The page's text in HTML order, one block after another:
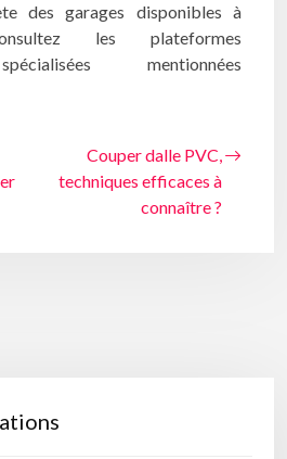
des garages disponibles à
les plateformes
mentionnées
Couper dalle PVC,
techniques efficaces à
connaître ?